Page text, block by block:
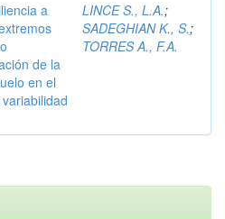
a
de la
en el
LINCE S., L.A.;
SADEGHIAN K., S.;
TORRES A., F.A.